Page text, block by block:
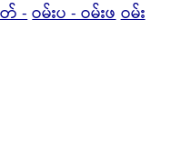
တ် -ဝမ်းပ - ဝမ်းဖဝမ်း